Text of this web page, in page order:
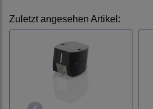
Zuletzt angesehen Artikel: